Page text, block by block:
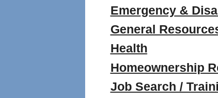
Emergency &
General
Health
Homeownership
Job Search /